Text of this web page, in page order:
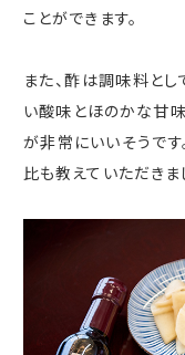
ことができます。
また、酢は調味料と
い酸味とほのかな甘
が非常にいいそうです
比も教えていただきま